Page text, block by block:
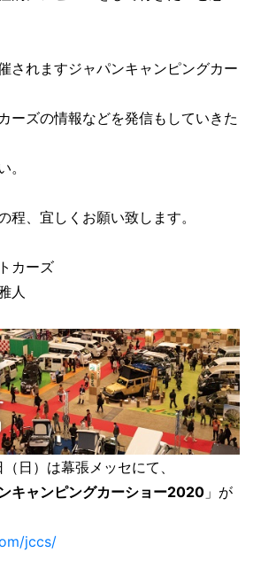
されますジャパンキャンピングカー
ーズの情報などを発信もしていきた
。
程、宜しくお願い致します。
カーズ
人
日）は幕張メッセにて、
キャンピングカーショー2020 」が
jccs/